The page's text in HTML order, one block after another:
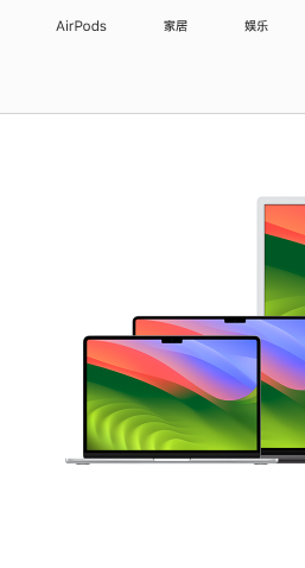
AirPods 家居 娱乐